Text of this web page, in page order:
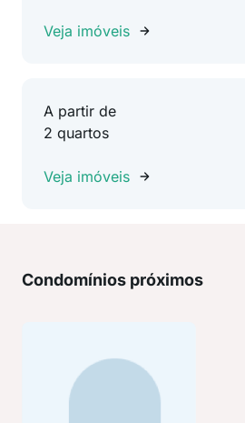
Veja imóveis
A partir de
2 quartos
Veja imóveis
Condomínios próximos